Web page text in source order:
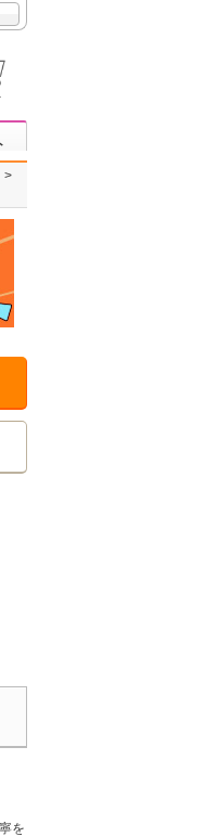
を